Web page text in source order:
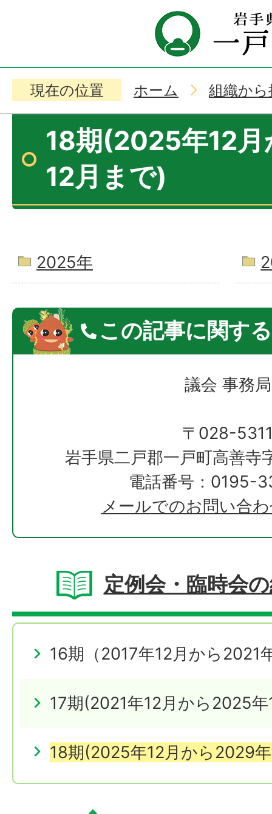
現在の位置 ホーム 組織か
18期(2025年12
12月まで)
2025年
この記事に関す
議会 事務局
〒028-
岩手県二戸郡一戸町高善寺
電話番号：0195-
メールでのお問い合
定例会・臨時会
16期（2017年12月から2021
17期(2021年12月から2025
18期(2025年12月から2029